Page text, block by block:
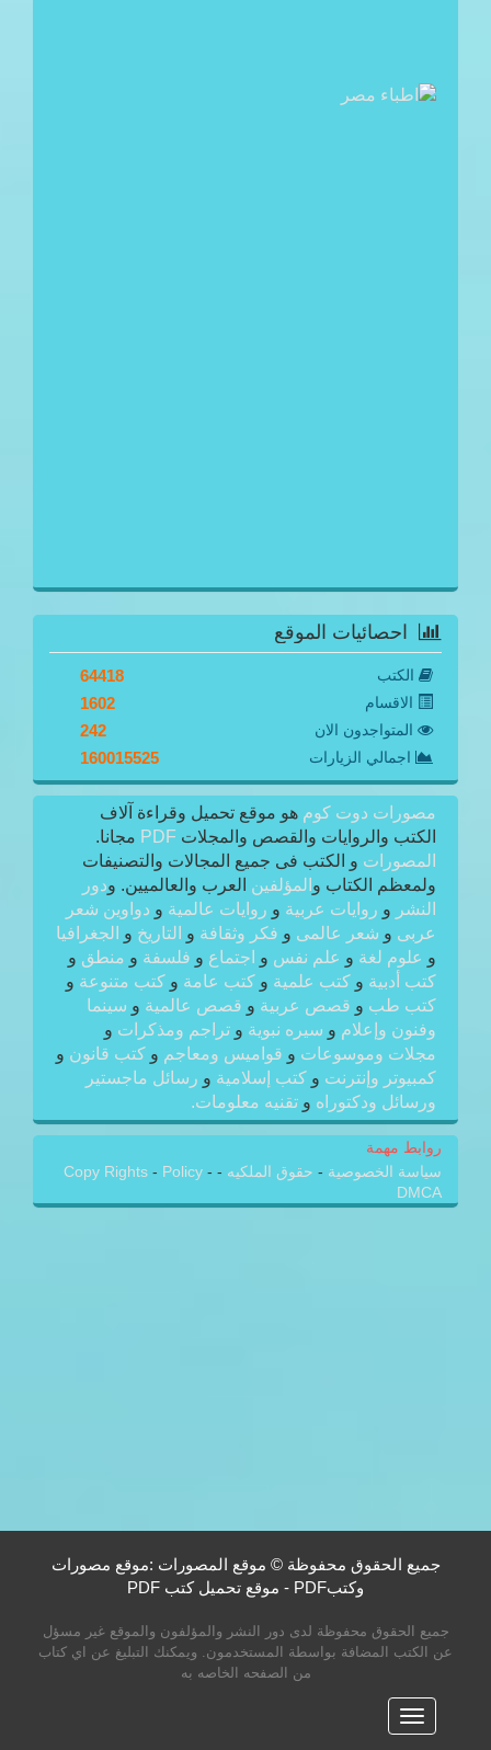
احصائيات الموقع
الكتب 64418
الاقسام 1602
المتواجدون الان 242
اجمالي الزيارات 160015525
مصورات دوت كوم هو موقع تحميل وقراءة آلاف
الكتب والروايات والقصص والمجلات PDF مجانا.
المصورات و الكتب فى جميع المجالات والتصنيفات
ولمعظم الكتاب و المؤلفين العرب والعالميين. ودور
النشر و روايات عربية و روايات عالمية و دواوين شعر
عربى و شعر عالمى و فكر وثقافة و التاريخ و الجغرافيا
و علوم لغة و علم نفس و اجتماع و فلسفة و منطق و
كتب أدبية و كتب علمية و كتب عامة و كتب متنوعة و
كتب طب و قصص عربية و قصص عالمية و سينما
وفنون وإعلام و سيره نبوية و تراجم ومذكرات و
مجلات وموسوعات و قواميس ومعاجم و كتب قانون و
كمبيوتر وإنترنت و كتب إسلامية و رسائل ماجستير
ورسائل ودكتوراه و تقنيه معلومات.
روابط مهمة
سياسة الخصوصية - حقوق الملكيه -
Copy Rights - Policy -
DMCA
جميع الحقوق محفوظة © موقع المصورات :موقع مصورات
وكتبPDF - موقع تحميل كتب PDF
جميع الحقوق محفوظة لدى دور النشر والمؤلفون والموقع غير مسؤل
عن الكتب المضافة بواسطة المستخدمون. ويمكنك التبليغ عن اي كتاب
من الصفحه الخاصه به
القائمه